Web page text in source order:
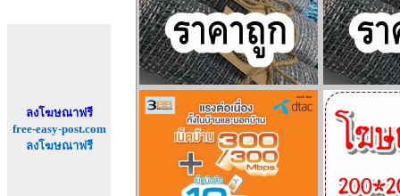
ลงโฆษณาฟรี
free-easy-post.com
ลงโฆษณาฟรี